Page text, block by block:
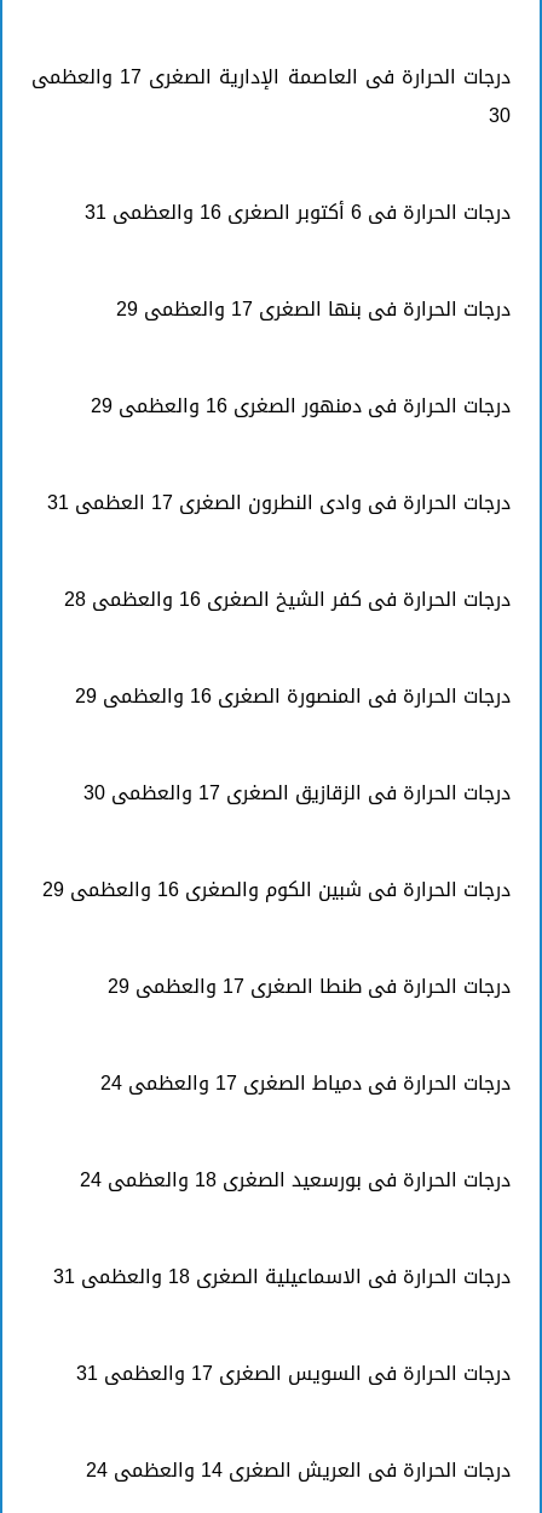
درجات الحرارة فى العاصمة الإدارية الصغرى 17 والعظمى
30
درجات الحرارة فى 6 أكتوبر الصغرى 16 والعظمى 31
درجات الحرارة فى بنها الصغرى 17 والعظمى 29
درجات الحرارة فى دمنهور الصغرى 16 والعظمى 29
درجات الحرارة فى وادى النطرون الصغرى 17 العظمى 31
درجات الحرارة فى كفر الشيخ الصغرى 16 والعظمى 28
درجات الحرارة فى المنصورة الصغرى 16 والعظمى 29
درجات الحرارة فى الزقازيق الصغرى 17 والعظمى 30
درجات الحرارة فى شبين الكوم والصغرى 16 والعظمى 29
درجات الحرارة فى طنطا الصغرى 17 والعظمى 29
درجات الحرارة فى دمياط الصغرى 17 والعظمى 24
درجات الحرارة فى بورسعيد الصغرى 18 والعظمى 24
درجات الحرارة فى الاسماعيلية الصغرى 18 والعظمى 31
درجات الحرارة فى السويس الصغرى 17 والعظمى 31
درجات الحرارة فى العريش الصغرى 14 والعظمى 24